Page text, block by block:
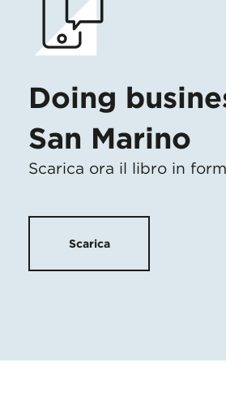
Doing
San Marino
Scarica ora il libro in
Scarica